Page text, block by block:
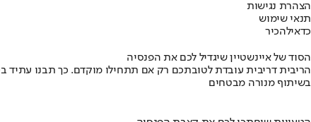
הצהרת נגישות
תנאי שימוש
כדאילהכיר
הסוד של איינשטיין שיגדיל לכם את הפנסיה
הריבית דריבית עובדת לטובתכם רק אם תתחילו מוקדם. כך תבנו עתיד
בשיתוף מנורה מבטחים